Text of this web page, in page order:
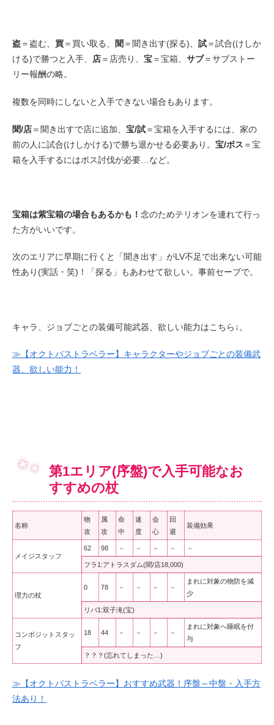
盗＝盗む、 買＝買い取る、 聞 ＝聞き出す(探る)、 試＝試合(けしか
ける)で勝つと入手、 店＝店売り、 宝＝宝箱、 サブ＝サブストー
リー報酬の略。
複数を同時にしないと入手できない場合もあります。
聞/店＝聞き出すで店に追加、 宝/試＝宝箱を入手するには、家の
前の人に試合(けしかける)で勝ち退かせる必要あり。 宝/ボス ＝宝
箱を入手するにはボス討伐が必要…など。
宝箱は紫宝箱の場合もあるかも！ 念のためテリオンを連れて行っ
た方がいいです。
次のエリアに早期に行くと「聞き出す」がLV不足で出来ない可能
性あり(実話・笑)！「探る」もあわせて欲しい。事前セーブで。
キャラ、ジョブごとの装備可能武器、欲しい能力はこちら↓。
≫【オクトパストラベラー】キャラクターやジョブごとの装備武
器、欲しい能力！
第1エリア(序盤)で入手可能なお
すすめの杖
名称
物
攻
属
攻
命
中
速
度
会
心
回
避
装備効果
メイジスタッフ
62 98 － － － － －
フラ1:アトラスダム(聞/店18,000)
理力の杖
0 78 － － － －
まれに対象の物防を減
少
リバ1:双子滝(宝)
コンポジットスタッ
フ
18 44 － － － －
まれに対象へ睡眠を付
与
？？？(忘れてしまった…)
≫【オクトパストラベラー】おすすめ武器！序盤～中盤・入手方
法あり！